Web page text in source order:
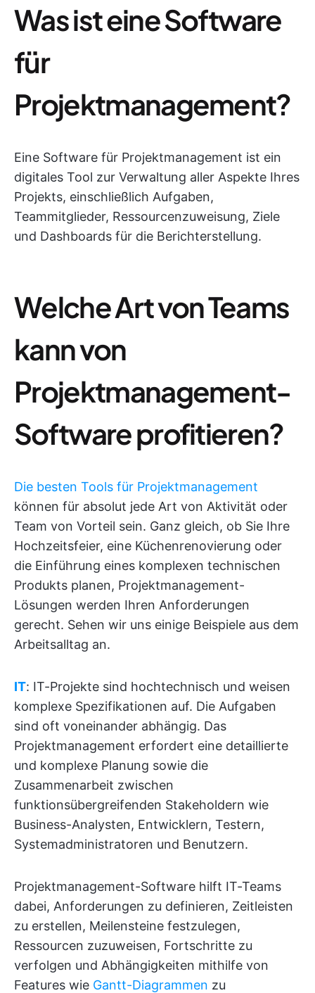
Was ist eine Software
für
Projektmanagement?
Eine Software für Projektmanagement ist ein
digitales Tool zur Verwaltung aller Aspekte Ihres
Projekts, einschließlich Aufgaben,
Teammitglieder, Ressourcenzuweisung, Ziele
und Dashboards für die Berichterstellung.
Welche Art von Teams
kann von
Projektmanagement-
Software profitieren?
Die besten Tools für Projektmanagement
können für absolut jede Art von Aktivität oder
Team von Vorteil sein. Ganz gleich, ob Sie Ihre
Hochzeitsfeier, eine Küchenrenovierung oder
die Einführung eines komplexen technischen
Produkts planen, Projektmanagement-
Lösungen werden Ihren Anforderungen
gerecht. Sehen wir uns einige Beispiele aus dem
Arbeitsalltag an.
IT: IT-Projekte sind hochtechnisch und weisen
komplexe Spezifikationen auf. Die Aufgaben
sind oft voneinander abhängig. Das
Projektmanagement erfordert eine detaillierte
und komplexe Planung sowie die
Zusammenarbeit zwischen
funktionsübergreifenden Stakeholdern wie
Business-Analysten, Entwicklern, Testern,
Systemadministratoren und Benutzern.
Projektmanagement-Software hilft IT-Teams
dabei, Anforderungen zu definieren, Zeitleisten
zu erstellen, Meilensteine festzulegen,
Ressourcen zuzuweisen, Fortschritte zu
verfolgen und Abhängigkeiten mithilfe von
Features wie Gantt-Diagrammen zu